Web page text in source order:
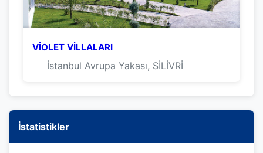
VİOLET VİLLALARI
İstanbul Avrupa Yakası, SİLİVRİ
İstatistikler